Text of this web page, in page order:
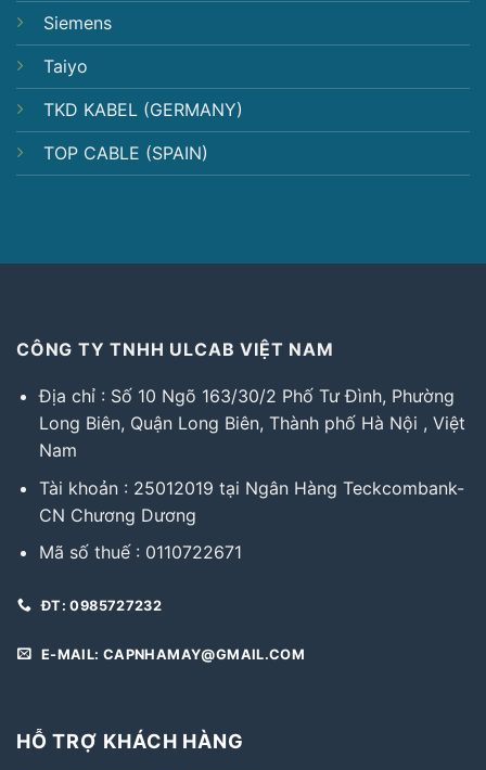
Siemens
Taiyo
TKD KABEL (GERMANY)
TOP CABLE (SPAIN)
CÔNG TY TNHH ULCAB VIỆT NAM
Địa chỉ : Số 10 Ngõ 163/30/2 Phố Tư Đình, Phường
Long Biên, Quận Long Biên, Thành phố Hà Nội , Việt
Nam
Tài khoản : 25012019 tại Ngân Hàng Teckcombank-
CN Chương Dương
Mã số thuế : 0110722671
ĐT: 0985727232
E-MAIL: CAPNHAMAY@GMAIL.COM
HỖ TRỢ KHÁCH HÀNG